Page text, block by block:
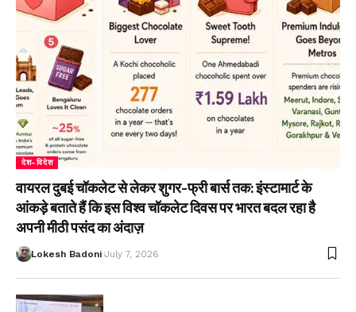
देश-विदेश
वायरल दुबई चॉकलेट से लेकर शुगर-फ्री बार्स तक: इंस्टामार्ट के
आंकड़े बताते हैं कि इस विश्व चॉकलेट दिवस पर भारत बदल रहा है
अपनी मीठी पसंद का अंदाज़
Lokesh Badoni July 7, 2026